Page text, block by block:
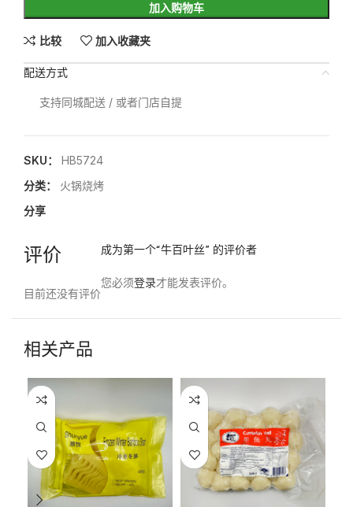
加入购物车
比较 加入收藏夹
配送方式
支持同城配送 / 或者门店自提
SKU： HB5724
分类：
火锅烧烤
分享
评价
目前还没有评价
成为第一个“牛百叶丝” 的评价者
您必须登录才能发表评价。
相关产品